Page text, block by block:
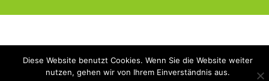
Diese Website benutzt Cookies. Wenn Sie die Website weiter
nutzen, gehen wir von Ihrem Einverständnis aus.